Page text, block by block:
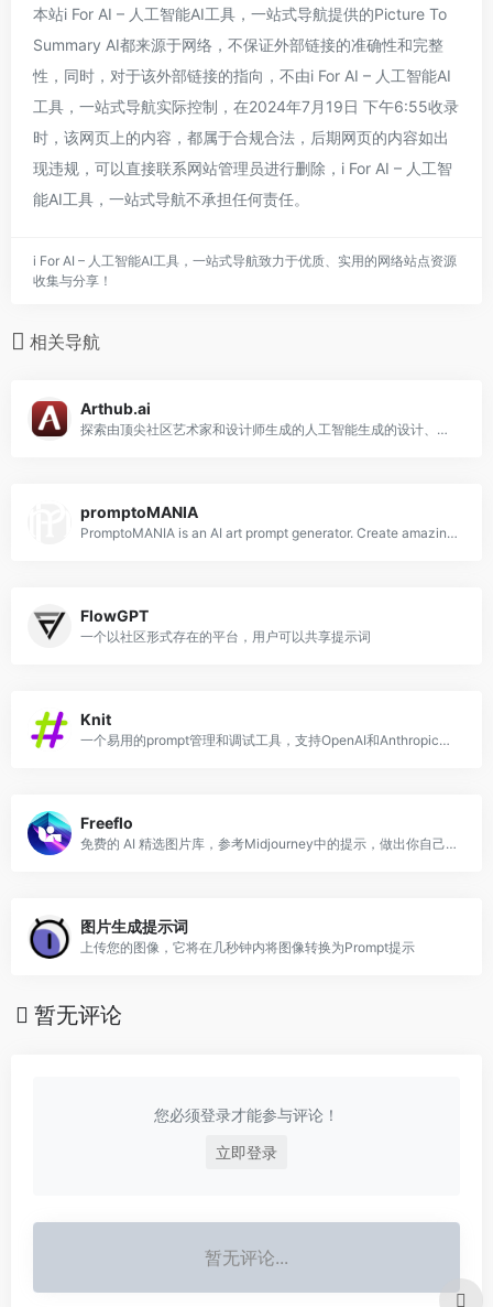
本站i For AI – 人工智能AI工具，一站式导航提供的Picture To
Summary AI都来源于网络，不保证外部链接的准确性和完整
性，同时，对于该外部链接的指向，不由i For AI – 人工智能AI
工具，一站式导航实际控制，在2024年7月19日 下午6:55收录
时，该网页上的内容，都属于合规合法，后期网页的内容如出
现违规，可以直接联系网站管理员进行删除，i For AI – 人工智
能AI工具，一站式导航不承担任何责任。
i For AI – 人工智能AI工具，一站式导航致力于优质、实用的网络站点资源
收集与分享！
相关导航
Arthub.ai
探索由顶尖社区艺术家和设计师生成的人工智能生成的设计、图像、艺术和提示。
promptoMANIA
PromptoMANIA is an AI art prompt generator. Create amazing and detailed prompts for any text-to-image diffusion model.
FlowGPT
一个以社区形式存在的平台，用户可以共享提示词
Knit
一个易用的prompt管理和调试工具，支持OpenAI和Anthropic的模型
Freeflo
免费的 AI 精选图片库，参考Midjourney中的提示，做出你自己独特的变化！
图片生成提示词
上传您的图像，它将在几秒钟内将图像转换为Prompt提示
暂无评论
您必须登录才能参与评论！
立即登录
暂无评论...